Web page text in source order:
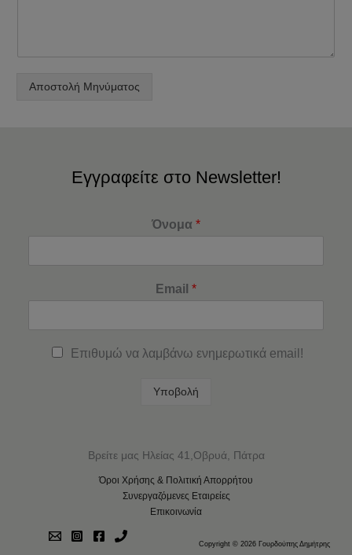
Αποστολή Μηνύματος
Εγγραφείτε στο Newsletter!
Όνομα *
Email *
Επιθυμώ να λαμβάνω ενημερωτικά email!
Υποβολή
Βρείτε μας Ηλείας 41,Οβρυά, Πάτρα
Όροι Χρήσης & Πολιτική Απορρήτου
Συνεργαζόμενες Εταιρείες
Επικοινωνία
Copyright © 2026 Γουρδούπης Δημήτρης